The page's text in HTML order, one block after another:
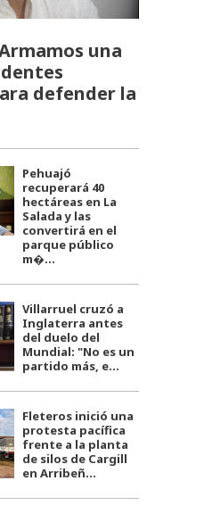
una
defender la
Pehuajó
recuperará 40
hectáreas en La
Salada y las
convertirá en el
parque público
m�...
Villarruel cruzó a
Inglaterra antes
del duelo del
Mundial: "No es un
partido más, e...
Fleteros inició una
protesta pacífica
frente a la planta
de silos de Cargill
en Arribeñ...